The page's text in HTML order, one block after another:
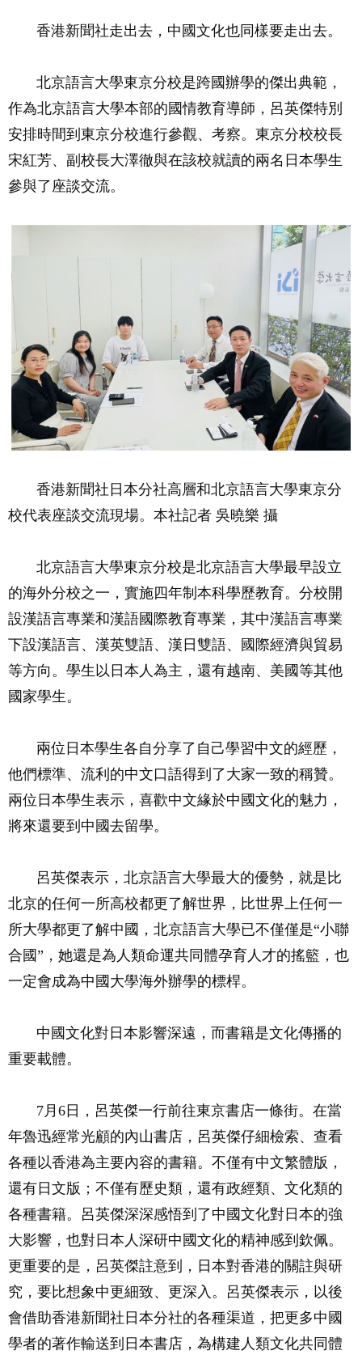
香港新聞社走出去，中國文化也同樣要走出去。
北京語言大學東京分校是跨國辦學的傑出典範，
作為北京語言大學本部的國情教育導師，呂英傑特別
安排時間到東京分校進行參觀、考察。東京分校校長
宋紅芳、副校長大澤徹與在該校就讀的兩名日本學生
參與了座談交流。
香港新聞社日本分社高層和北京語言大學東京分
校代表座談交流現場。本社記者 吳曉樂 攝
北京語言大學東京分校是北京語言大學最早設立
的海外分校之一，實施四年制本科學歷教育。分校開
設漢語言專業和漢語國際教育專業，其中漢語言專業
下設漢語言、漢英雙語、漢日雙語、國際經濟與貿易
等方向。學生以日本人為主，還有越南、美國等其他
國家學生。
兩位日本學生各自分享了自己學習中文的經歷，
他們標準、流利的中文口語得到了大家一致的稱贊。
兩位日本學生表示，喜歡中文緣於中國文化的魅力，
將來還要到中國去留學。
呂英傑表示，北京語言大學最大的優勢，就是比
北京的任何一所高校都更了解世界，比世界上任何一
所大學都更了解中國，北京語言大學已不僅僅是“小聯
合國”，她還是為人類命運共同體孕育人才的搖籃，也
一定會成為中國大學海外辦學的標桿。
中國文化對日本影響深遠，而書籍是文化傳播的
重要載體。
7月6日，呂英傑一行前往東京書店一條街。在當
年魯迅經常光顧的內山書店，呂英傑仔細檢索、查看
各種以香港為主要內容的書籍。不僅有中文繁體版，
還有日文版；不僅有歷史類，還有政經類、文化類的
各種書籍。呂英傑深深感悟到了中國文化對日本的強
大影響，也對日本人深研中國文化的精神感到欽佩。
更重要的是，呂英傑註意到，日本對香港的關註與研
究，要比想象中更細致、更深入。呂英傑表示，以後
會借助香港新聞社日本分社的各種渠道，把更多中國
學者的著作輸送到日本書店，為構建人類文化共同體